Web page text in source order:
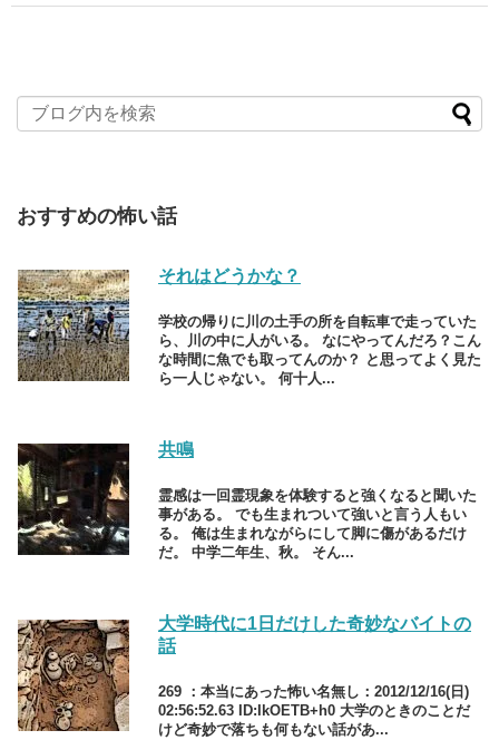
おすすめの怖い話
それはどうかな？
学校の帰りに川の土手の所を自転車で走っていた
ら、川の中に人がいる。 なにやってんだろ？こん
な時間に魚でも取ってんのか？ と思ってよく見た
ら一人じゃない。 何十人...
共鳴
霊感は一回霊現象を体験すると強くなると聞いた
事がある。 でも生まれついて強いと言う人もい
る。 俺は生まれながらにして脚に傷があるだけ
だ。 中学二年生、秋。 そん...
大学時代に1日だけした奇妙なバイトの
話
269 ：本当にあった怖い名無し：2012/12/16(日)
02:56:52.63 ID:IkOETB+h0 大学のときのことだ
けど奇妙で落ちも何もない話があ...